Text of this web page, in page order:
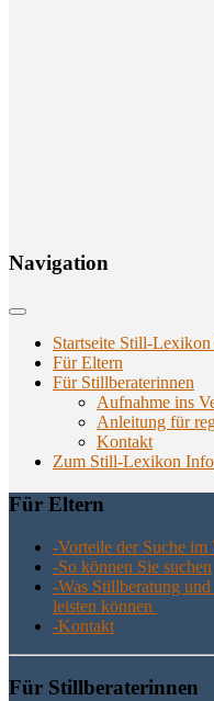
Navi­ga­ti­on
Startseite Still-
Für Eltern
Für Stillberaterinnen
Aufnahme ins
Anlei­tung für
Kon­takt
Zum Still-Lexikon
Für Eltern
-Vor­tei­le der Suche
-So kön­nen Sie suchen
-Was Still­be­ra­tung
leis­ten können
-Kon­takt
Für Still­be­ra­te­rin­nen